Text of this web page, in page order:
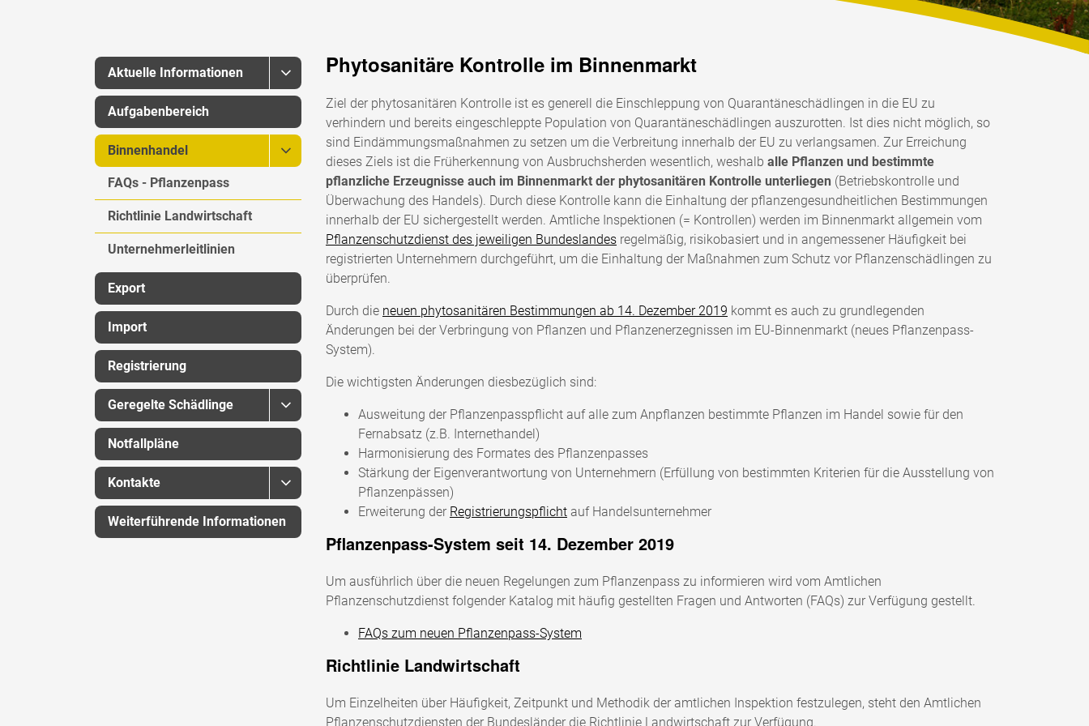
Aktuelle Informationen
Aufgabenbereich
Binnenhandel
FAQs - Pflanzenpass
Richtlinie Landwirtschaft
Unternehmerleitlinien
Export
Import
Registrierung
Geregelte Schädlinge
Notfallpläne
Kontakte
Weiterführende Informationen
Phytosanitäre Kontrolle im Binnenmarkt
Ziel der phytosanitären Kontrolle ist es generell die Einschleppung von Quarantäneschädlingen in die EU zu
verhindern und bereits eingeschleppte Population von Quarantäneschädlingen auszurotten. Ist dies nicht möglich, so
sind Eindämmungsmaßnahmen zu setzen um die Verbreitung innerhalb der EU zu verlangsamen. Zur Erreichung
dieses Ziels ist die Früherkennung von Ausbruchsherden wesentlich, weshalb alle Pflanzen und bestimmte
pflanzliche Erzeugnisse auch im Binnenmarkt der phytosanitären Kontrolle unterliegen (Betriebskontrolle und
Überwachung des Handels). Durch diese Kontrolle kann die Einhaltung der pflanzengesundheitlichen Bestimmungen
innerhalb der EU sichergestellt werden. Amtliche Inspektionen (= Kontrollen) werden im Binnenmarkt allgemein vom
Pflanzenschutzdienst des jeweiligen Bundeslandes regelmäßig, risikobasiert und in angemessener Häufigkeit bei
registrierten Unternehmern durchgeführt, um die Einhaltung der Maßnahmen zum Schutz vor Pflanzenschädlingen zu
überprüfen.
Durch die neuen phytosanitären Bestimmungen ab 14. Dezember 2019 kommt es auch zu grundlegenden
Änderungen bei der Verbringung von Pflanzen und Pflanzenerzegnissen im EU-Binnenmarkt (neues Pflanzenpass-
System).
Die wichtigsten Änderungen diesbezüglich sind:
Ausweitung der Pflanzenpasspflicht auf alle zum Anpflanzen bestimmte Pflanzen im Handel sowie für den
Fernabsatz (z.B. Internethandel)
Harmonisierung des Formates des Pflanzenpasses
Stärkung der Eigenverantwortung von Unternehmern (Erfüllung von bestimmten Kriterien für die Ausstellung von
Pflanzenpässen)
Erweiterung der Registrierungspflicht auf Handelsunternehmer
Pflanzenpass-System seit 14. Dezember 2019
Um ausführlich über die neuen Regelungen zum Pflanzenpass zu informieren wird vom Amtlichen
Pflanzenschutzdienst folgender Katalog mit häufig gestellten Fragen und Antworten (FAQs) zur Verfügung gestellt.
FAQs zum neuen Pflanzenpass-System
Richtlinie Landwirtschaft
Um Einzelheiten über Häufigkeit, Zeitpunkt und Methodik der amtlichen Inspektion festzulegen, steht den Amtlichen
Pflanzenschutzdiensten der Bundesländer die Richtlinie Landwirtschaft zur Verfügung.